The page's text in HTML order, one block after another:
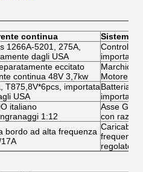
continua
Sistema
1266A-5201, 275A,
dagli USA
Controller
importato
eccitato
continua 48V 3,7kw
Marchio
Motore
T875,8V*6pcs, importata
USA
Batteria
importata
italiano
1:12
Asse
con
bordo ad alta frequenza frequenza
regolatore